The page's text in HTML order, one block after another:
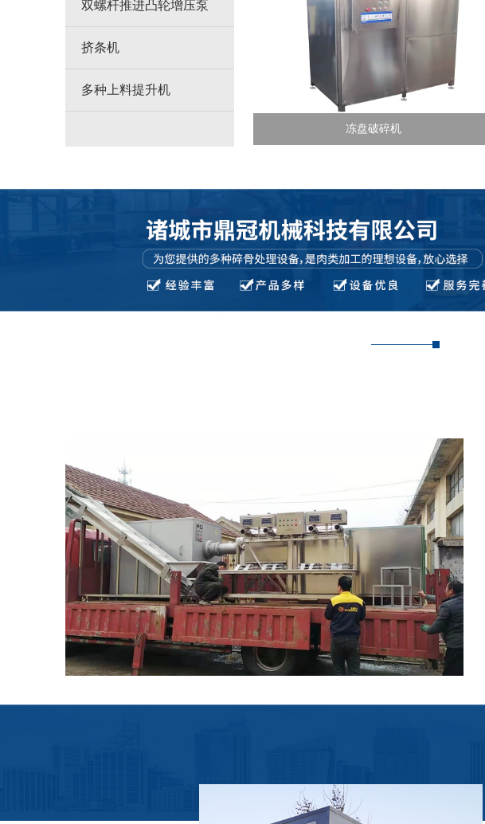
双螺杆推进凸轮增压泵
挤条机
多种上料提升机
冻盘破碎机